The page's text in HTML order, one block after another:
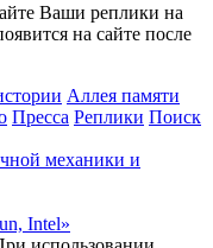
Ваши реплики на
на сайте после
Аллея памяти
Пресса Реплики Поиск
механики и
Intel»